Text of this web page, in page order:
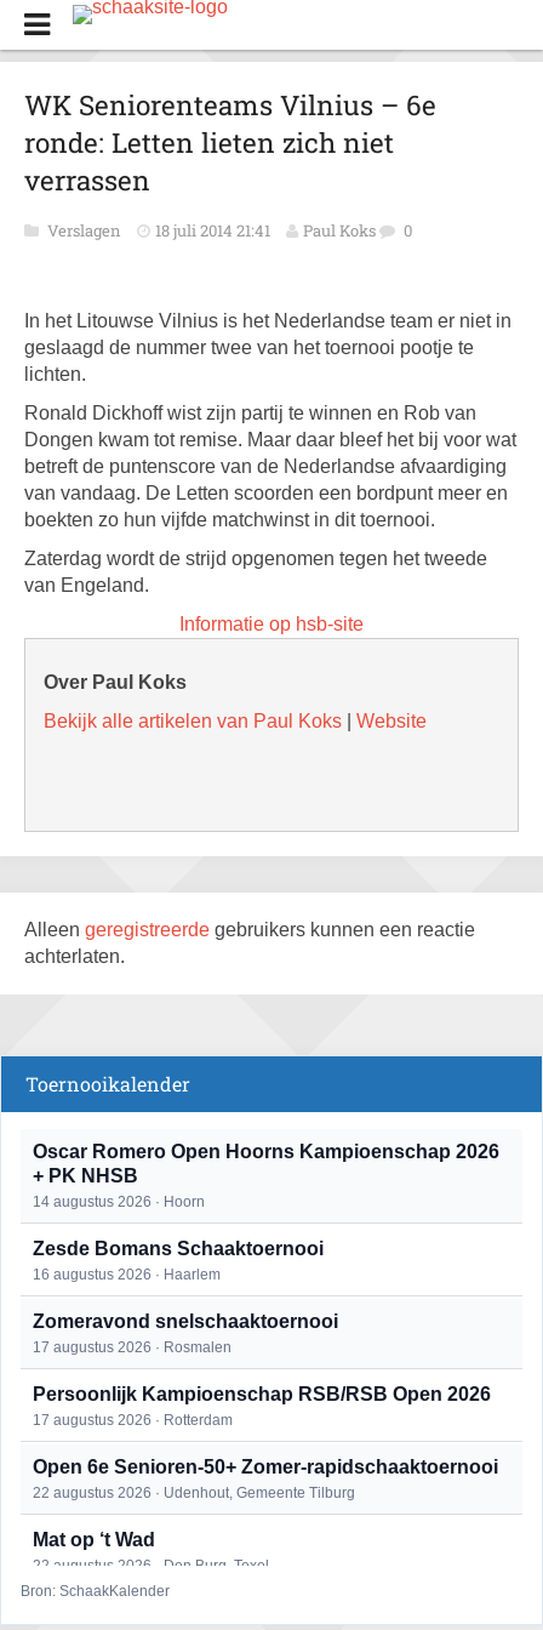
WK Seniorenteams Vilnius – 6e
ronde: Letten lieten zich niet
verrassen
Verslagen 18 juli 2014 21:41 Paul Koks 0
In het Litouwse Vilnius is het Nederlandse team er niet in
geslaagd de nummer twee van het toernooi pootje te
lichten.
Ronald Dickhoff wist zijn partij te winnen en Rob van
Dongen kwam tot remise. Maar daar bleef het bij voor wat
betreft de puntenscore van de Nederlandse afvaardiging
van vandaag. De Letten scoorden een bordpunt meer en
boekten zo hun vijfde matchwinst in dit toernooi.
Zaterdag wordt de strijd opgenomen tegen het tweede
van Engeland.
Informatie op hsb-site
Over Paul Koks
Bekijk alle artikelen van Paul Koks
Website
Alleen geregistreerde gebruikers kunnen een reactie
achterlaten.
Toernooikalender
Oscar Romero Open Hoorns Kampioenschap 2026
+ PK NHSB
14 augustus 2026 · Hoorn
Zesde Bomans Schaaktoernooi
16 augustus 2026 · Haarlem
Zomeravond snelschaaktoernooi
17 augustus 2026 · Rosmalen
Persoonlijk Kampioenschap RSB/RSB Open 2026
17 augustus 2026 · Rotterdam
Open 6e Senioren-50+ Zomer-rapidschaaktoernooi
22 augustus 2026 · Udenhout, Gemeente Tilburg
Mat op ‘t Wad
22 augustus 2026 · Den Burg, Texel
Bron: SchaakKalender